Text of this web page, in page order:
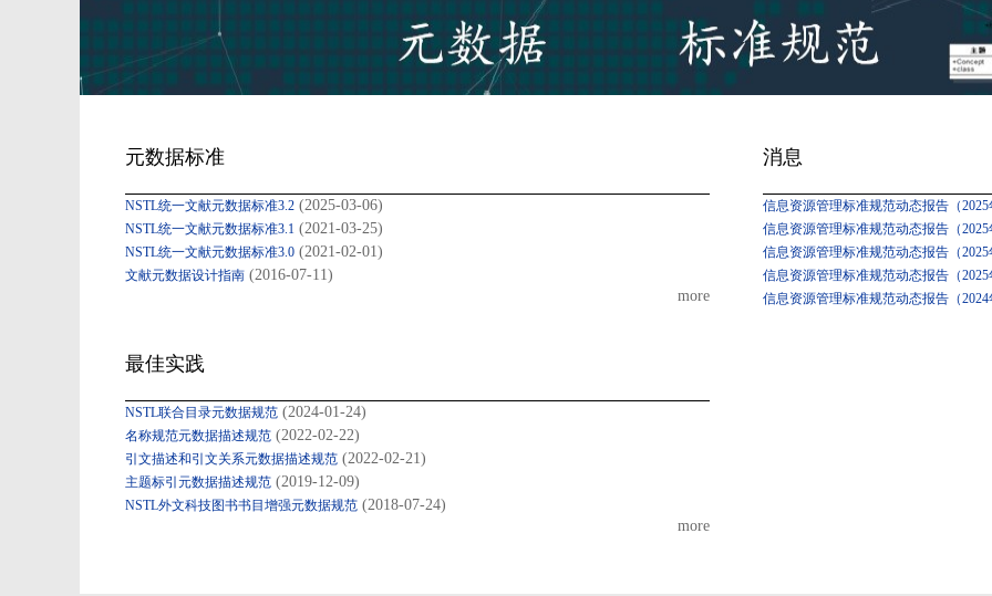
元数据标准
NSTL统一文献元数据标准3.2 (2025-03-06)
NSTL统一文献元数据标准3.1 (2021-03-25)
NSTL统一文献元数据标准3.0 (2021-02-01)
文献元数据设计指南 (2016-07-11)
more
消息
信息资源管理标准规范动态报告（
信息资源管理标准规范动态报告（
信息资源管理标准规范动态报告（
信息资源管理标准规范动态报告（
信息资源管理标准规范动态报告（
最佳实践
NSTL联合目录元数据规范 (2024-01-24)
名称规范元数据描述规范 (2022-02-22)
引文描述和引文关系元数据描述规范 (2022-02-21)
主题标引元数据描述规范 (2019-12-09)
NSTL外文科技图书书目增强元数据规范 (2018-07-24)
more